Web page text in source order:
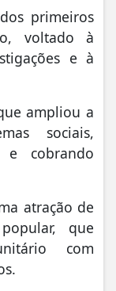
primeiros
voltado à
e à
ampliou a
sociais,
e cobrando
atração de
que
com